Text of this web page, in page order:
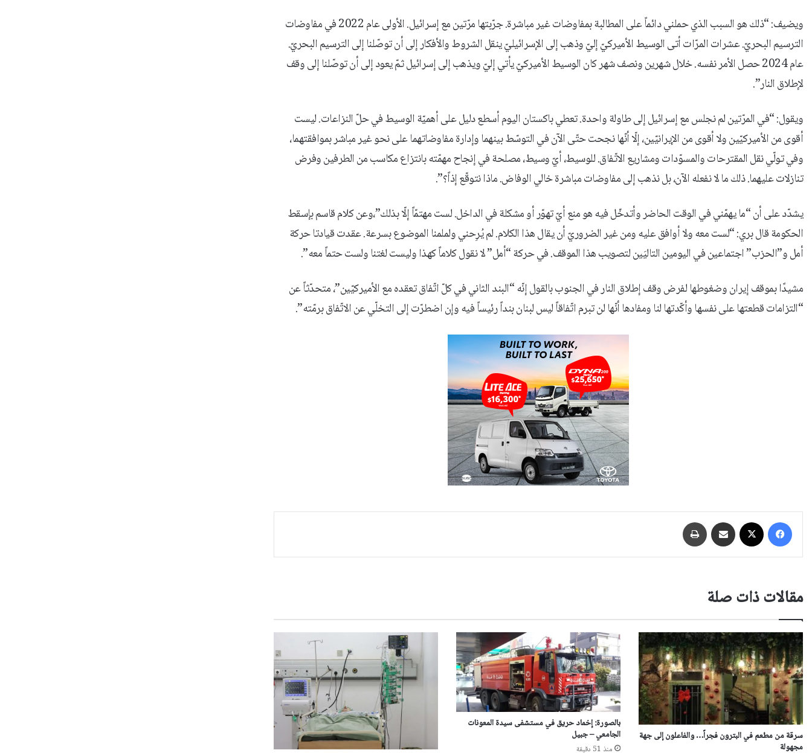
ويضيف: “ذلك هو السبب الذي حملني دائماً على المطالبة بمفاوضات غير مباشرة. جرّبتها مرّتين مع إسرائيل. الأولى عام 2022 في مفاوضات
الترسيم البحريّ. عشرات المرّات أتى الوسيط الأميركيّ إليّ وذهب إلى الإسرائيليّ ينقل الشروط والأفكار إلى أن توصّلنا إلى الترسيم البحريّ.
عام 2024 حصل الأمر نفسه. خلال شهرين ونصف شهر كان الوسيط الأميركيّ يأتي إليّ ويذهب إلى إسرائيل ثمّ يعود إلى أن توصّلنا إلى وقف
لإطلاق النار”.
ويقول: “في المرّتين لم نجلس مع إسرائيل إلى طاولة واحدة. تعطي باكستان اليوم أسطع دليل على أهميّة الوسيط في حلّ النزاعات. ليست
أقوى من الأميركيّين ولا أقوى من الإيرانيّين، إلّا أنّها نجحت حتّى الآن في التوسّط بينهما وإدارة مفاوضاتهما على نحو غير مباشر بموافقتهما،
وفي تولّي نقل المقترحات والمسوّدات ومشاريع الاتّفاق. للوسيط، أيّ وسيط، مصلحة في إنجاح مهمّته بانتزاع مكاسب من الطرفين وفرض
تنازلات عليهما. ذلك ما لا نفعله الآن، بل نذهب إلى مفاوضات مباشرة خالي الوفاض. ماذا نتوقّع إذاً؟”.
يشدّد على أن “ما يهمّني في الوقت الحاضر وأتدخّل فيه هو منع أيّ تهوّر أو مشكلة في الداخل. لست مهتمّاً إلّا بذلك”،وعن كلام قاسم بإسقط
الحكومة قال بري: “لست معه ولا أوافق عليه ومن غير الضروريّ أن يقال هذا الكلام. لم يُرِحني ولملمنا الموضوع بسرعة. عقدت قيادتا حركة
أمل و”الحزب” اجتماعين في اليومين التاليَين لتصويب هذا الموقف. في حركة “أمل” لا نقول كلاماً كهذا وليست لغتنا ولست حتماً معه”.
مشيدًا بموقف إيران وضغوطها لفرض وقف إطلاق النار في الجنوب بالقول إنّه “البند الثاني في كلّ اتّفاق تعقده مع الأميركيّين”، متحدّثاً عن
“التزامات قطعتها على نفسها وأكّدتها لنا ومفادها أنّها لن تبرم اتّفاقاً ليس لبنان بنداً رئيساً فيه وإن اضطرّت إلى التخلّي عن الاتّفاق برمّته”.
فيسبوك مشاركة عبر البريد
مقالات ذات صلة
سرقة من مطعم في البترون فجراً… والفاعلون إلى جهة
مجهولة
بالصورة: إخماد حريق في مستشفى سيدة المعونات
الجامعي – جبيل
منذ 51 دقيقة